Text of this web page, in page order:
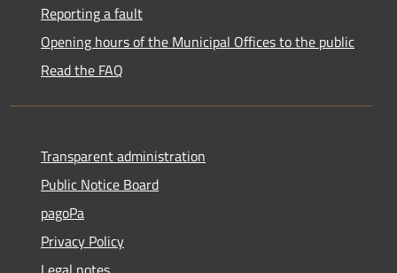
Reporting a fault
Opening hours of the Municipal Offices to the public
Read the FAQ
Transparent administration
Public Notice Board
pagoPa
Privacy Policy